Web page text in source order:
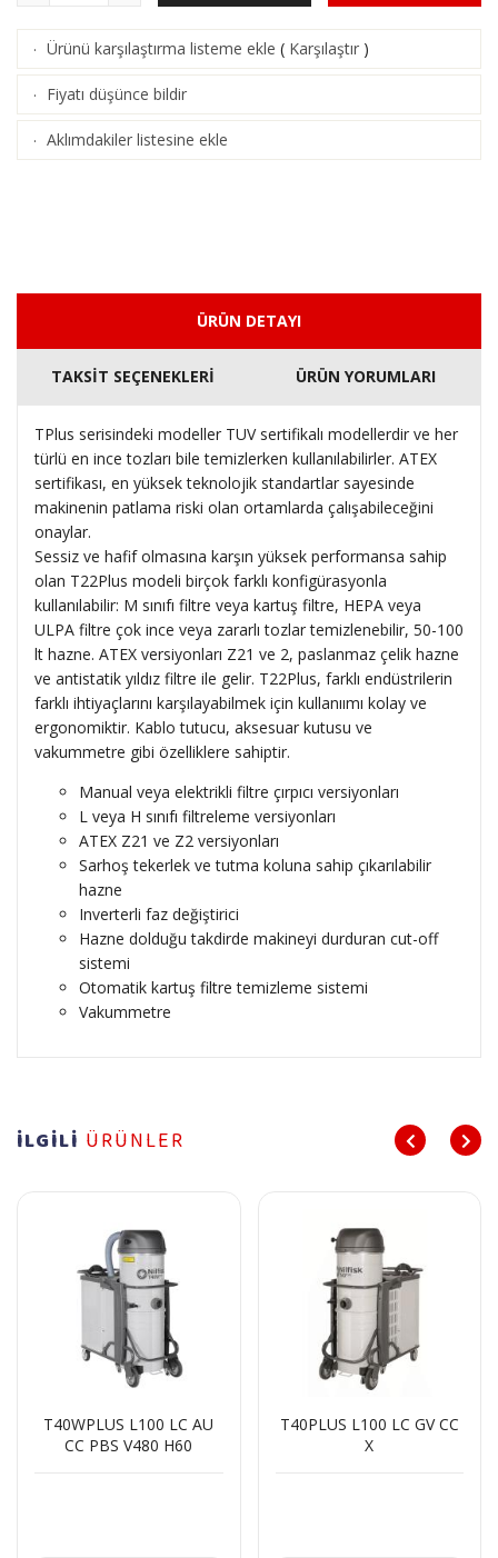
· Ürünü karşılaştırma listeme ekle ( Karşılaştır )
· Fiyatı düşünce bildir
· Aklımdakiler listesine ekle
ÜRÜN DETAYI
TAKSİT SEÇENEKLERİ ÜRÜN YORUMLARI
TPlus serisindeki modeller TUV sertifikalı modellerdir ve her
türlü en ince tozları bile temizlerken kullanılabilirler. ATEX
sertifikası, en yüksek teknolojik standartlar sayesinde
makinenin patlama riski olan ortamlarda çalışabileceğini
onaylar.
Sessiz ve hafif olmasına karşın yüksek performansa sahip
olan T22Plus modeli birçok farklı konfigürasyonla
kullanılabilir: M sınıfı filtre veya kartuş filtre, HEPA veya
ULPA filtre çok ince veya zararlı tozlar temizlenebilir, 50-100
lt hazne. ATEX versiyonları Z21 ve 2, paslanmaz çelik hazne
ve antistatik yıldız filtre ile gelir. T22Plus, farklı endüstrilerin
farklı ihtiyaçlarını karşılayabilmek için kullanıımı kolay ve
ergonomiktir. Kablo tutucu, aksesuar kutusu ve
vakummetre gibi özelliklere sahiptir.
Manual veya elektrikli filtre çırpıcı versiyonları
L veya H sınıfı filtreleme versiyonları
ATEX Z21 ve Z2 versiyonları
Sarhoş tekerlek ve tutma koluna sahip çıkarılabilir
hazne
Inverterli faz değiştirici
Hazne dolduğu takdirde makineyi durduran cut-off
sistemi
Otomatik kartuş filtre temizleme sistemi
Vakummetre
İLGİLİ ÜRÜNLER
T40WPLUS L100 LC AU
CC PBS V480 H60
T40PLUS L100 LC GV CC
X